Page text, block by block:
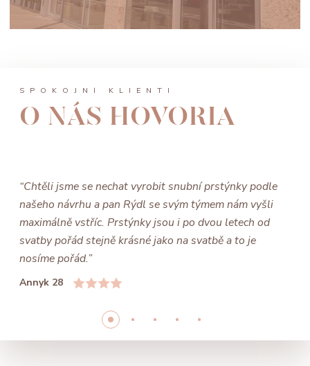
SPOKOJNÍ KLIENTI
O NÁS HOVORIA
“Chtěli jsme se nechat vyrobit snubní prstýnky podle
našeho návrhu a pan Rýdl se svým týmem nám vyšli
maximálně vstříc. Prstýnky jsou i po dvou letech od
svatby pořád stejně krásné jako na svatbě a to je
nosíme pořád.”
Annyk 28